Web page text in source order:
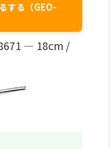
する（GEO-
— 18cm /